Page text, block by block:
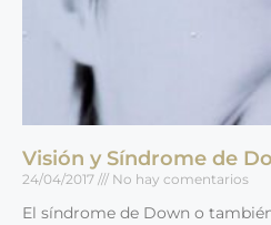
Visión y Síndrome de
24/04/2017 No hay comentarios
El síndrome de Down o